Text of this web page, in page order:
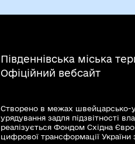
Південнівська міська
Офіційний вебсайт
Створено в межах швейцарсько-
урядування задля підзвітності
реалізується Фондом Східна
цифрової трансформації України